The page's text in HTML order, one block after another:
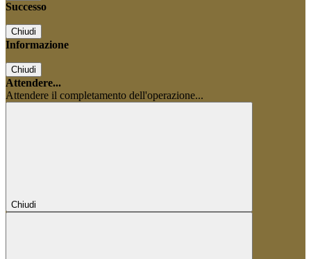
Successo
Chiudi
Informazione
Chiudi
Attendere...
Attendere il completamento dell'operazione...
Chiudi